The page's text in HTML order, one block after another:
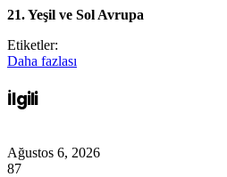
21.⁠ ⁠Yeşil ve Sol Avrupa
Etiketler:
Daha fazlası
İlgili
Ağustos 6, 2026
87